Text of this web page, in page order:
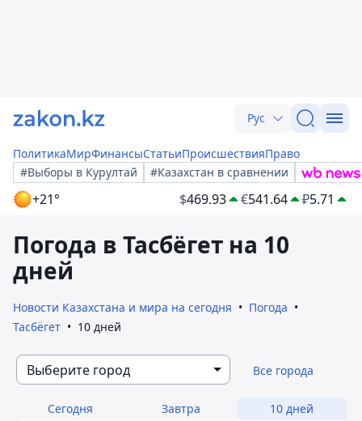
Рус
ПолитикаМирФинансыСтатьиПроисшествияПраво
#Выборы в Курултай
#Казахстан в сравнении
+21° $469.93 €541.64 ₽5.71
Погода в Тасбёгет на 10
дней
Новости Казахстана и мира на сегодня
Погода
Тасбёгет
10 дней
Выберите город Все города
Сегодня Завтра 10 дней